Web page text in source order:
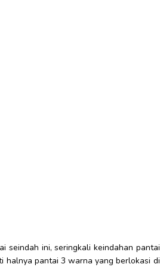
seindah ini, seringkali keindahan pantai
halnya pantai 3 warna yang berlokasi di